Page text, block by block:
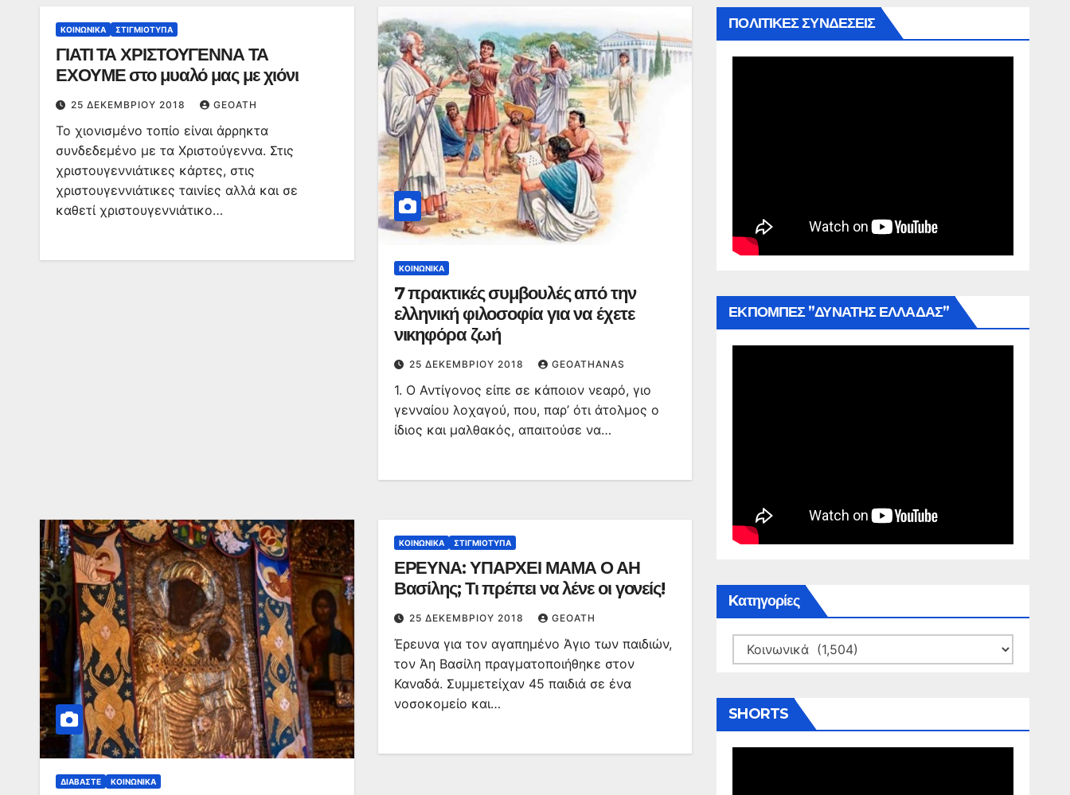
ΚΟΙΝΩΝΙΚΆ ΣΤΙΓΜΙΌΤΥΠΑ
ΓΙΑΤΙ ΤΑ ΧΡΙΣΤΟΥΓΕΝΝΑ ΤΑ
ΕΧΟΥΜΕ στο μυαλό μας με χιόνι
25 ΔΕΚΕΜΒΡΊΟΥ 2018 GEOATH
Το χιονισμένο τοπίο είναι άρρηκτα
συνδεδεμένο με τα Χριστούγεννα. Στις
χριστουγεννιάτικες κάρτες, στις
χριστουγεννιάτικες ταινίες αλλά και σε
καθετί χριστουγεννιάτικο…
ΚΟΙΝΩΝΙΚΆ
7 πρακτικές συμβουλές από την
ελληνική φιλοσοφία για να έχετε
νικηφόρα ζωή
25 ΔΕΚΕΜΒΡΊΟΥ 2018 GEOATHANAS
1. Ο Αντίγονος είπε σε κάποιον νεαρό, γιο
γενναίου λοχαγού, που, παρ’ ότι άτολμος ο
ίδιος και μαλθακός, απαιτούσε να…
ΔΙΑΒΆΣΤΕ ΚΟΙΝΩΝΙΚΆ
ΚΟΙΝΩΝΙΚΆ ΣΤΙΓΜΙΌΤΥΠΑ
ΕΡΕΥΝΑ: ΥΠΑΡΧΕΙ ΜΑΜΑ Ο ΑΗ
Βασίλης; Τι πρέπει να λένε οι γονείς!
25 ΔΕΚΕΜΒΡΊΟΥ 2018 GEOATH
Έρευνα για τον αγαπημένο Άγιο των παιδιών,
τον Άη Βασίλη πραγματοποιήθηκε στον
Καναδά. Συμμετείχαν 45 παιδιά σε ένα
νοσοκομείο και…
ΠΟΛΙΤΙΚΕΣ ΣΥΝΔΕΣΕΙΣ
ΕΚΠΟΜΠΕΣ ”ΔΥΝΑΤΗΣ ΕΛΛΑΔΑΣ”
Kατηγορίες
Kατηγορίες
SHORTS